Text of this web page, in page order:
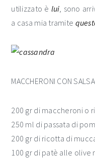
utilizzato è lui, sono
a casa mia tramite
MACCHERONI CON
200 gr di maccheroni o
250 ml di passata di
200 gr di ricotta di
100 gr di patè alle olive